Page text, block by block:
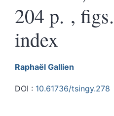
204 p. ,
index
Raphaël Gallien
DOI : 10.61736/tsingy.278